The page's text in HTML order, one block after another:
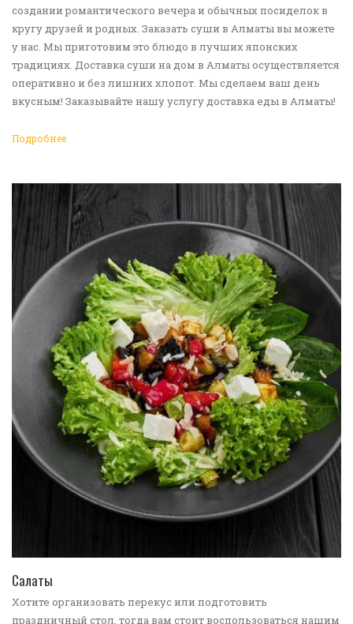
создании романтического вечера и обычных посиделок в
кругу друзей и родных. Заказать суши в Алматы вы можете
у нас. Мы приготовим это блюдо в лучших японских
традициях. Доставка суши на дом в Алматы осуществляется
оперативно и без лишних хлопот. Мы сделаем ваш день
вкусным! Заказывайте нашу услугу доставка еды в Алматы!
Подробнее
Салаты
Хотите организовать перекус или подготовить
праздничный стол, тогда вам стоит воспользоваться нашим